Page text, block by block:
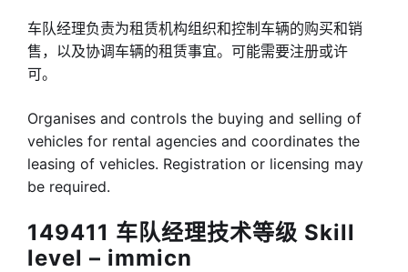
车队经理负责为租赁机构组织和控制车辆的购买和销
售，以及协调车辆的租赁事宜。可能需要注册或许
可。
Organises and controls the buying and selling of
vehicles for rental agencies and coordinates the
leasing of vehicles. Registration or licensing may
be required.
149411 车队经理技术等级 Skill
level – immicn